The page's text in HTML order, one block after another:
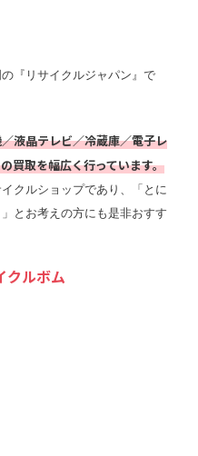
『リサイクルジャパン』で
液晶テレビ／冷蔵庫／電子レ
買取を幅広く行っています。
クルショップであり、「とに
とお考えの方にも是非おすす
クルボム